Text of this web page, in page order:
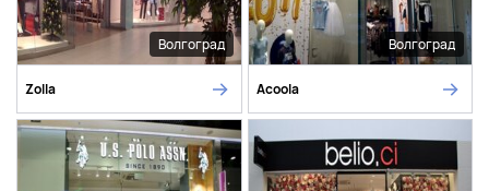
Волгоград
Zolla
Волгоград
Acoola